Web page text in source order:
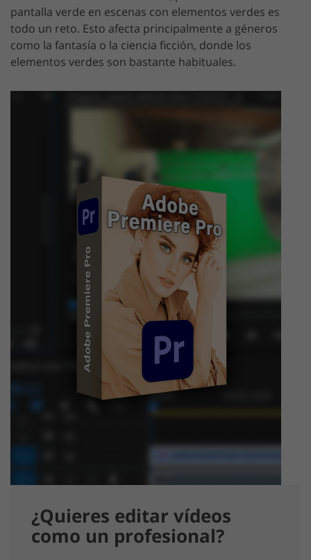
pantalla verde en escenas con elementos verdes es
todo un reto. Esto afecta principalmente a géneros
como la fantasía o la ciencia ficción, donde los
elementos verdes son bastante habituales.
¿Quieres editar vídeos
como un profesional?